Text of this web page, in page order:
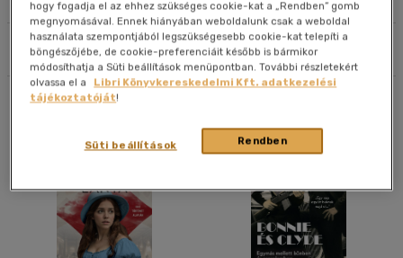
Szűrés Rendezés
Szerző szerint A-Z
Megjelenítés
20 db / oldal
Alkalmaz
hogy fogadja el az ehhez szükséges cookie-kat a „Rendben” gomb
megnyomásával. Ennek hiányában weboldalunk csak a weboldal
használata szempontjából legszükségesebb cookie-kat telepíti a
böngészőjébe, de cookie-preferenciáit később is bármikor
módosíthatja a Süti beállítások menüpontban. További részletekért
olvassa el a
Libri Könyvkereskedelmi Kft. adatkezelési
tájékoztatóját!
Rendben
Süti beállítások